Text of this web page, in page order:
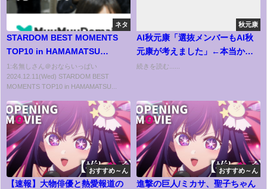
ネタ
STARDOM BEST MOMENTS
TOP10 in HAMAMATSU
2024.12.7-12.8【スターダム】
1:名無しさん＠おならいっぱい
2024.12.11(Wed) STARDOM BEST
MOMENTS TOP10 in HAMAMATSU...
秋元康
AI秋元康「選抜メンバーもAI秋
元康が考えました」←本当か
な？【AKB48】
続きを読む......
おすすめ～ん
【速報】大物俳優と熱愛報道の
おすすめ～ん
進撃の巨人/ミカサ、聖子ちゃん